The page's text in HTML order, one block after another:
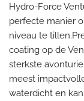
Hydro-Force
perfecte manier
niveau te
coating op de
sterkste
meest
waterdicht en